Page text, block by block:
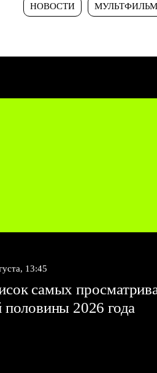
НОВОСТИ
13:45
самых
половины 2026 года